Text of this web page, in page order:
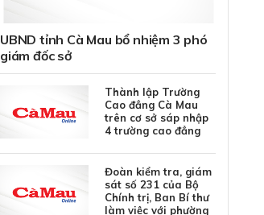
UBND tỉnh Cà Mau bổ nhiệm 3 phó
giám đốc sở
Thành lập Trường
Cao đẳng Cà Mau
trên cơ sở sáp nhập
4 trường cao đẳng
Đoàn kiểm tra, giám
sát số 231 của Bộ
Chính trị, Ban Bí thư
làm việc với phường